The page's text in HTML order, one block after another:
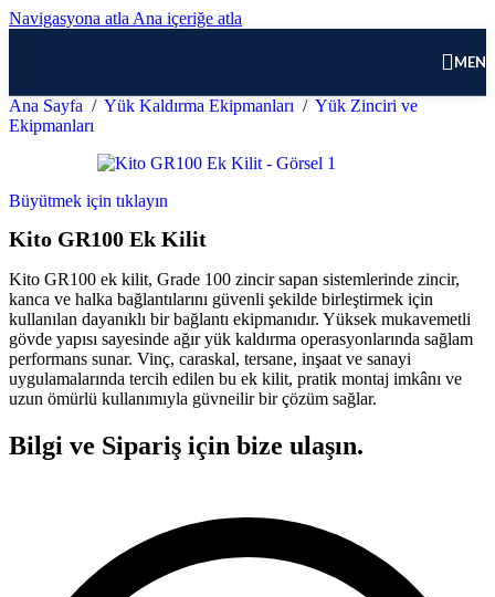
Navigasyona atla Ana içeriğe atla
Ana Sayfa / Yük Kaldırma Ekipmanları / Yük Zinciri ve
Ekipmanları
Büyütmek için tıklayın
Kito GR100 Ek Kilit
Kito GR100 ek kilit, Grade 100 zincir sapan sistemlerinde zincir,
kanca ve halka bağlantılarını güvenli şekilde birleştirmek için
kullanılan dayanıklı bir bağlantı ekipmanıdır. Yüksek mukavemetli
gövde yapısı sayesinde ağır yük kaldırma operasyonlarında sağlam
performans sunar. Vinç, caraskal, tersane, inşaat ve sanayi
uygulamalarında tercih edilen bu ek kilit, pratik montaj imkânı ve
uzun ömürlü kullanımıyla güvneilir bir çözüm sağlar.
Bilgi ve Sipariş için bize ulaşın.